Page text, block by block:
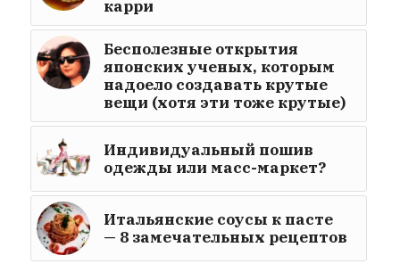
карри
Бесполезные открытия
японских ученых, которым
надоело создавать крутые
вещи (хотя эти тоже крутые)
Индивидуальный пошив
одежды или масс-маркет?
Итальянские соусы к пасте
— 8 замечательных рецептов